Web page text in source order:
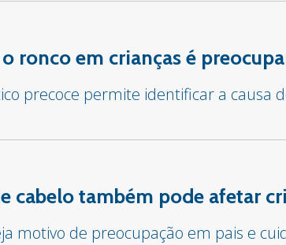
ronco em crianças é
precoce permite identificar a
cabelo também pode afetar
motivo de preocupação em pais e